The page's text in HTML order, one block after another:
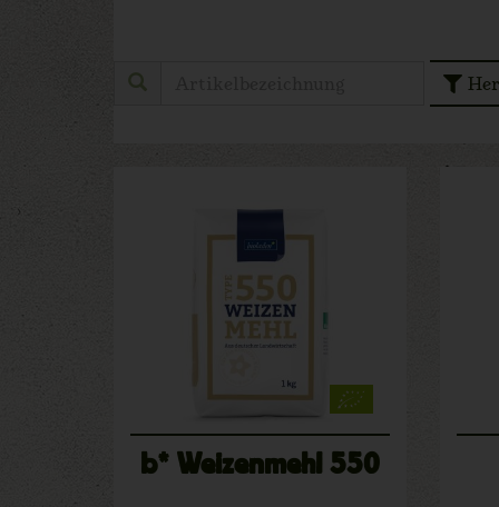
b* Weizenmehl 550